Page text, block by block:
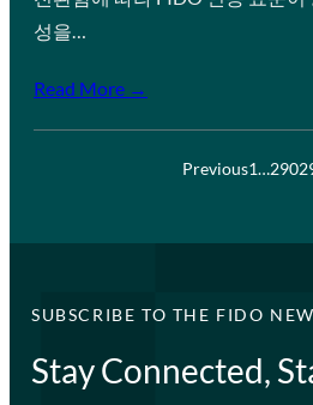
성을…
Read More →
Previous1…290
SUBSCRIBE TO THE FIDO
Stay Connected,